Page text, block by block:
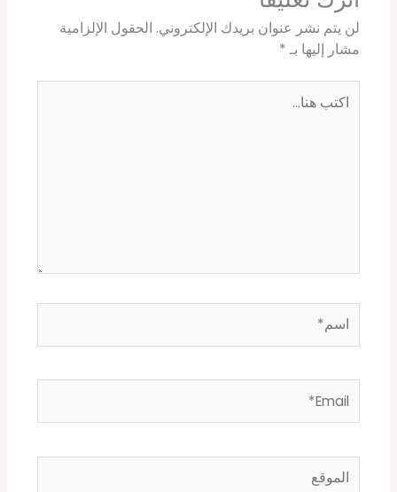
لن يتم نشر عنوان بريدك الإلكتروني. الحقول الإلزامية
مشار إليها بـ *
هنا...